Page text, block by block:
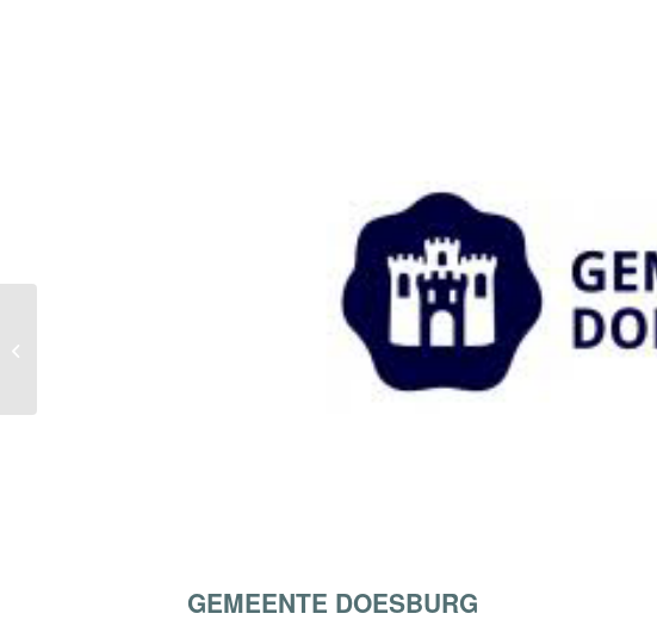
GEMEENTE DOESBURG